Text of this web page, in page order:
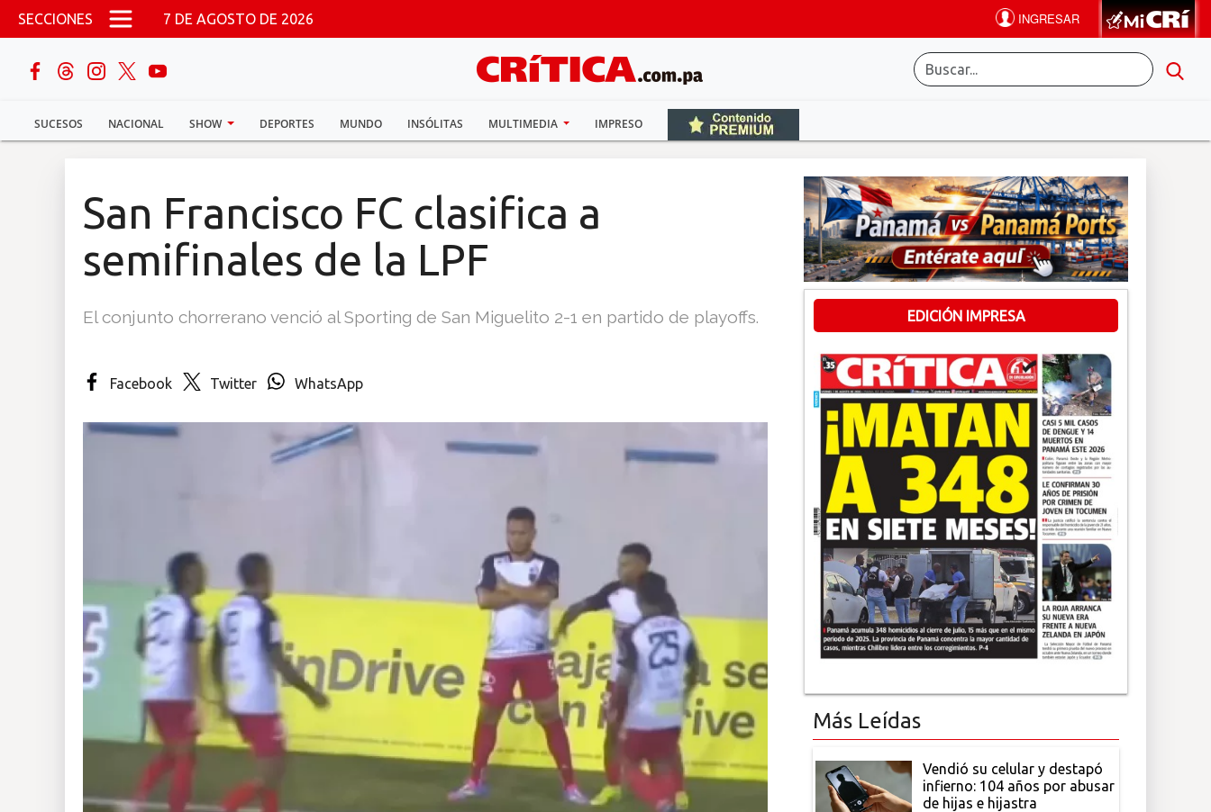
Pasar al contenido principal
SECCIONES 7 DE AGOSTO DE 2026
SUCESOS NACIONAL SHOW DEPORTES MUNDO INSÓLITAS MULTIMEDIA IMPRESO
buscar
Sucesos
San Francisco FC clasifica a
semifinales de la LPF
El conjunto chorrerano venció al Sporting de San Miguelito 2-1 en partido de playoffs.
Facebook Twitter WhatsApp
EDICIÓN IMPRESA
Más Leídas
Vendió su celular y destapó
infierno: 104 años por abusar
de hijas e hijastra